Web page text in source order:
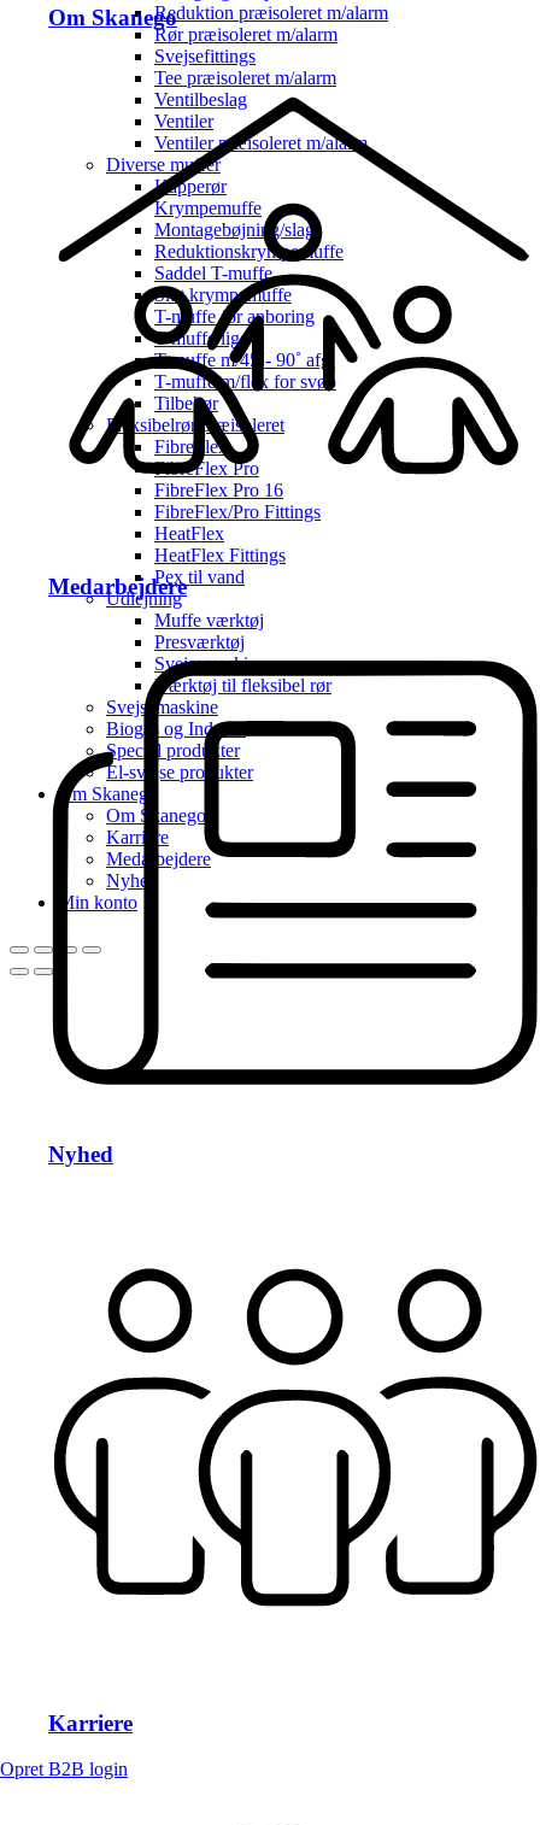
Om Skanego
Medarbejdere
Nyhed
Karriere
Opret B2B login
Reduktion præisoleret m/alarm
Rør præisoleret m/alarm
Svejsefittings
Tee præisoleret m/alarm
Ventilbeslag
Ventiler
Ventiler præisoleret m/alarm
Diverse muffer
Kapperør
Krympemuffe
Montagebøjning/slag
Reduktionskrympemuffe
Saddel T-muffe
Slut krympemuffe
T-muffe for anboring
T-muffe lige
T-muffe m/45˚- 90˚ afg.
T-muffe m/flex for svøb
Tilbehør
Fleksibelrør præisoleret
FibreFlex
FibreFlex Pro
FibreFlex Pro 16
FibreFlex/Pro Fittings
HeatFlex
HeatFlex Fittings
Pex til vand
Udlejning
Muffe værktøj
Presværktøj
Svejsemaskine
Værktøj til fleksibel rør
Svejsemaskine
Biogas og Industri
Special produkter
El-svejse produkter
Om Skanego
Om Skanego
Karriere
Medarbejdere
Nyhed
Min konto